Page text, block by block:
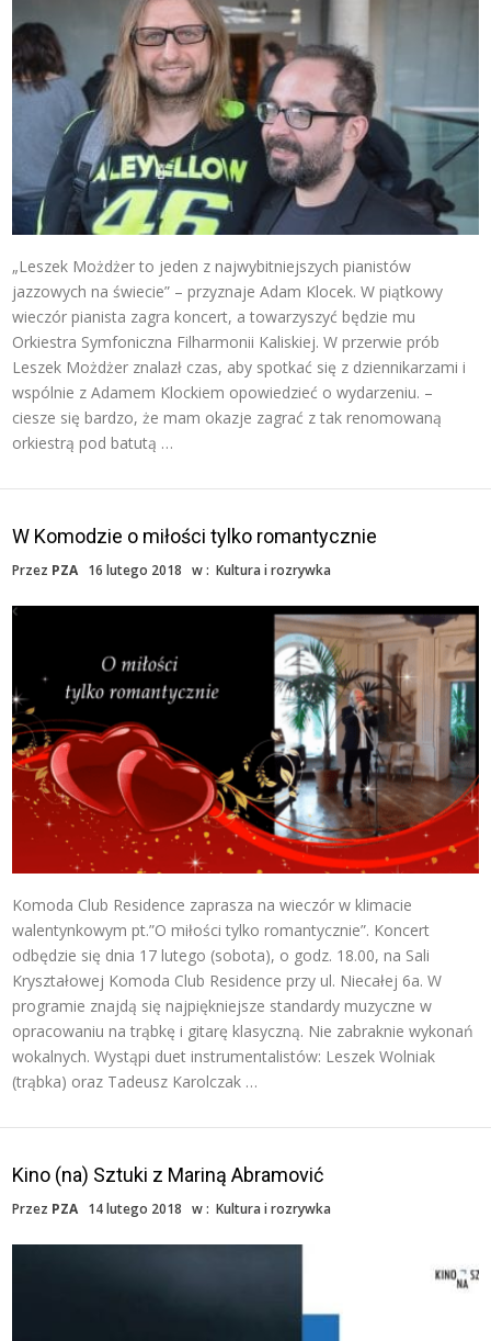
„Leszek Możdżer to jeden z najwybitniejszych pianistów
jazzowych na świecie” – przyznaje Adam Klocek. W piątkowy
wieczór pianista zagra koncert, a towarzyszyć będzie mu
Orkiestra Symfoniczna Filharmonii Kaliskiej. W przerwie prób
Leszek Możdżer znalazł czas, aby spotkać się z dziennikarzami i
wspólnie z Adamem Klockiem opowiedzieć o wydarzeniu. –
ciesze się bardzo, że mam okazje zagrać z tak renomowaną
orkiestrą pod batutą …
W Komodzie o miłości tylko romantycznie
Przez PZA 16 lutego 2018 w :Kultura i rozrywka
Komoda Club Residence zaprasza na wieczór w klimacie
walentynkowym pt.”O miłości tylko romantycznie”. Koncert
odbędzie się dnia 17 lutego (sobota), o godz. 18.00, na Sali
Kryształowej Komoda Club Residence przy ul. Niecałej 6a. W
programie znajdą się najpiękniejsze standardy muzyczne w
opracowaniu na trąbkę i gitarę klasyczną. Nie zabraknie wykonań
wokalnych. Wystąpi duet instrumentalistów: Leszek Wolniak
(trąbka) oraz Tadeusz Karolczak …
Kino (na) Sztuki z Mariną Abramović
Przez PZA 14 lutego 2018 w :Kultura i rozrywka